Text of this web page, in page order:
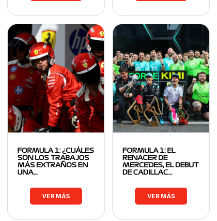
FORMULA 1: ¿CUÁLES
SON LOS TRABAJOS
MÁS EXTRAÑOS EN
UNA…
VER MÁS
FORMULA 1: EL
RENACER DE
MERCEDES, EL DEBUT
DE CADILLAC…
VER MÁS